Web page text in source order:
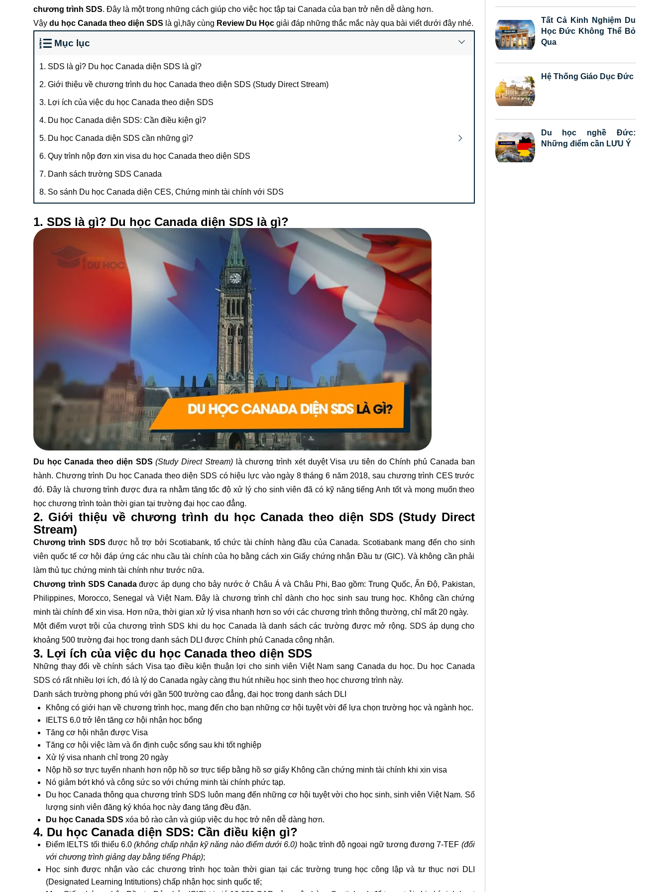
chương trình SDS. Đây là một trong những cách giúp cho việc học tập tại Canada của bạn trở nên dễ dàng hơn.
Vậy du học Canada theo diện SDS là gì,hãy cùng Review Du Học giải đáp những thắc mắc này qua bài viết dưới đây nhé.
Mục lục
1. SDS là gì? Du học Canada diện SDS là gì?
2. Giới thiệu về chương trình du học Canada theo diện SDS (Study Direct Stream)
3. Lợi ích của việc du học Canada theo diện SDS
4. Du học Canada diện SDS: Cần điều kiện gì?
5. Du học Canada diện SDS cần những gì?
6. Quy trình nộp đơn xin visa du học Canada theo diện SDS
7. Danh sách trường SDS Canada
8. So sánh Du học Canada diện CES, Chứng minh tài chính với SDS
1. SDS là gì? Du học Canada diện SDS là gì?
Du học Canada theo diện SDS (Study Direct Stream)là chương trình xét duyệt Visa ưu tiên do Chính phủ Canada ban
hành. Chương trình Du học Canada theo diện SDS có hiệu lực vào ngày 8 tháng 6 năm 2018, sau chương trình CES trước
đó. Đây là chương trình được đưa ra nhằm tăng tốc độ xử lý cho sinh viên đã có kỹ năng tiếng Anh tốt và mong muốn theo
học chương trình toàn thời gian tại trường đại học cao đẳng.
2. Giới thiệu về chương trình du học Canada theo diện SDS (Study Direct
Stream)
Chương trình SDS được hỗ trợ bởi Scotiabank, tổ chức tài chính hàng đầu của Canada. Scotiabank mang đến cho sinh
viên quốc tế cơ hội đáp ứng các nhu cầu tài chính của họ bằng cách xin Giấy chứng nhận Đầu tư (GIC). Và không cần phải
làm thủ tục chứng minh tài chính như trước nữa.
Chương trình SDS Canadađược áp dụng cho bảy nước ở Châu Á và Châu Phi, Bao gồm: Trung Quốc, Ấn Độ, Pakistan,
Philippines, Morocco, Senegal và Việt Nam. Đây là chương trình chỉ dành cho học sinh sau trung học. Không cần chứng
minh tài chính để xin visa. Hơn nữa, thời gian xử lý visa nhanh hơn so với các chương trình thông thường, chỉ mất 20 ngày.
Một điểm vượt trội của chương trình SDS khi du học Canada là danh sách các trường được mở rộng. SDS áp dụng cho
khoảng 500 trường đại học trong danh sách DLI được Chính phủ Canada công nhận.
3. Lợi ích của việc du học Canada theo diện SDS
Những thay đổi về chính sách Visa tạo điều kiện thuận lợi cho sinh viên Việt Nam sang Canada du học. Du học Canada
SDS có rất nhiều lợi ích, đó là lý do Canada ngày càng thu hút nhiều học sinh theo học chương trình này.
Danh sách trường phong phú với gần 500 trường cao đẳng, đại học trong danh sách DLI
Không có giới hạn về chương trình học, mang đến cho bạn những cơ hội tuyệt vời để lựa chọn trường học và ngành học.
IELTS 6.0 trở lên tăng cơ hội nhận học bổng
Tăng cơ hội nhận được Visa
Tăng cơ hội việc làm và ổn định cuộc sống sau khi tốt nghiệp
Xử lý visa nhanh chỉ trong 20 ngày
Nộp hồ sơ trực tuyến nhanh hơn nộp hồ sơ trực tiếp bằng hồ sơ giấy Không cần chứng minh tài chính khi xin visa
Nó giảm bớt khó và công sức so với chứng minh tài chính phức tạp.
Du học Canada thông qua chương trình SDS luôn mang đến những cơ hội tuyệt vời cho học sinh, sinh viên Việt Nam. Số
lượng sinh viên đăng ký khóa học này đang tăng đều đặn.
Du học Canada SDS xóa bỏ rào cản và giúp việc du học trở nên dễ dàng hơn.
4. Du học Canada diện SDS: Cần điều kiện gì?
Điểm IELTS tối thiểu 6.0 (không chấp nhận kỹ năng nào điểm dưới 6.0) hoặc trình độ ngoại ngữ tương đương 7-TEF (đối
với chương trình giảng dạy bằng tiếng Pháp);
Học sinh được nhận vào các chương trình học toàn thời gian tại các trường trung học công lập và tư thục nơi DLI
(Designated Learning Intitutions) chấp nhận học sinh quốc tế;
Tất Cả Kinh Nghiệm Du
Học Đức Không Thể Bỏ
Qua
Hệ Thống Giáo Dục Đức
Du học nghề Đức:
Những điểm cần LƯU Ý